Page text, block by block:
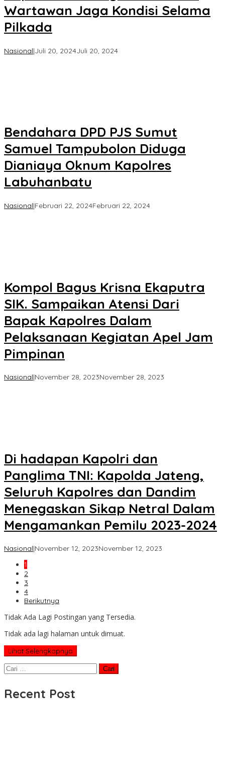
Wartawan Jaga Kondisi Selama
Pilkada
Nasional|Juli 20, 2024Juli 20, 2024oleh
Bendahara DPD PJS Sumut
Samuel Tampubolon Diduga
Dianiaya Oknum Kapolres
Labuhanbatu
Nasional|Februari 22, 2024Februari 22, 2024oleh
Kompol Bagus Krisna Ekaputra
SIK. Sampaikan Atensi Dari
Bapak Kapolres Dalam
Pelaksanaan Kegiatan Apel Jam
Pimpinan
Nasional|November 28, 2023November 28, 2023
Di hadapan Kapolri dan
Panglima TNI: Kapolda Jateng,
Seluruh Kapolres dan Dandim
Menegaskan Sikap Netral Dalam
Mengamankan Pemilu 2023-2024
Nasional|November 12, 2023November 12, 2023
1
2
3
4
Berikutnya
Tidak Ada Lagi Postingan yang Tersedia.
Tidak ada lagi halaman untuk dimuat.
Lihat Selengkapnya
Cari
Recent Post